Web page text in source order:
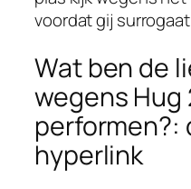
voordat gij
Wat ben de
wegens
performen?:
hyperlink